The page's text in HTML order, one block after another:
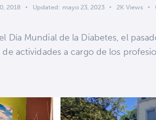
2018 Updated: mayo 23, 2023 2K Views
Día Mundial de la Diabetes, el
actividades a cargo de los